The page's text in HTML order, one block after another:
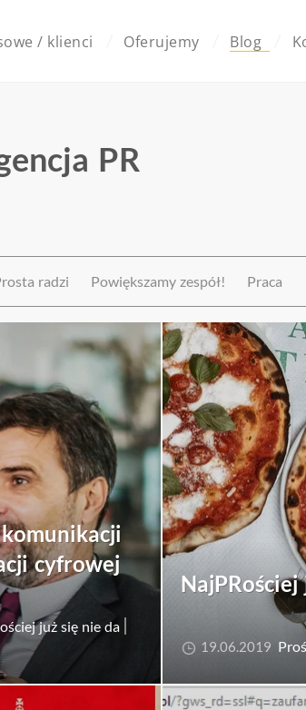
/ klienci Oferujemy Blog
PR
radzi Powiększamy zespół! Praca
cyfrowej
już się nie da
NajPRościej
19.06.2019